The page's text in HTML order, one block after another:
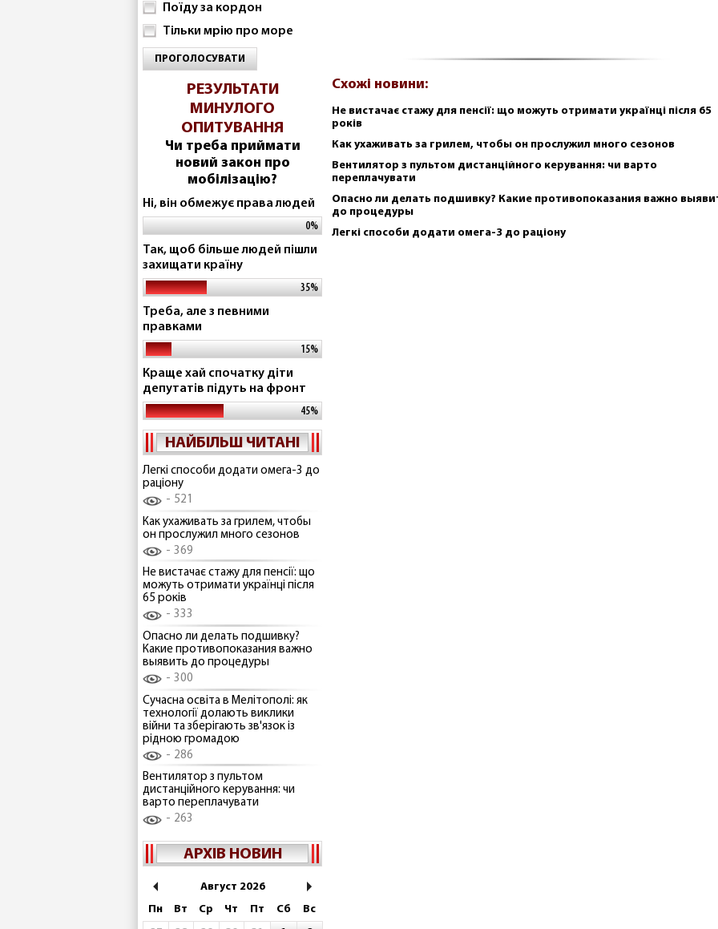
Поїду за кордон
Тільки мрію про море
ПРОГОЛОСУВАТИ
РЕЗУЛЬТАТИ
МИНУЛОГО
ОПИТУВАННЯ
Чи треба приймати
новий закон про
мобілізацію?
Ні, він обмежує права людей
0%
Так, щоб більше людей пішли
захищати країну
35%
Треба, але з певними
правками
15%
Краще хай спочатку діти
депутатів підуть на фронт
45%
НАЙБІЛЬШ ЧИТАНІ
Легкі способи додати омега-3 до
раціону
521
Как ухаживать за грилем, чтобы
он прослужил много сезонов
369
Не вистачає стажу для пенсії: що
можуть отримати українці після
65 років
333
Опасно ли делать подшивку?
Какие противопоказания важно
выявить до процедуры
300
Сучасна освіта в Мелітополі: як
технології долають виклики
війни та зберігають зв'язок із
рідною громадою
286
Вентилятор з пультом
дистанційного керування: чи
варто переплачувати
263
АРХІВ НОВИН
Август 2026
Пн
Вт Ср Чт Пт Сб
Вс
Схожі новини:
Не вистачає стажу для пенсії: що можуть отримати українці після 65
років
Как ухаживать за грилем, чтобы он прослужил много сезонов
Вентилятор з пультом дистанційного керування: чи варто
переплачувати
Опасно ли делать подшивку? Какие противопоказания важно
до процедуры
Легкі способи додати омега-3 до раціону